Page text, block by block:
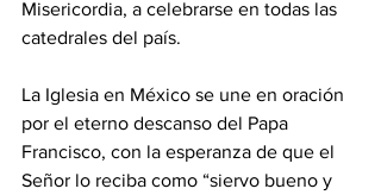
Misericordia, a celebrarse en todas las
catedrales del país.
La Iglesia en México se une en oración
por el eterno descanso del Papa
Francisco, con la esperanza de que el
Señor lo reciba como “siervo bueno y